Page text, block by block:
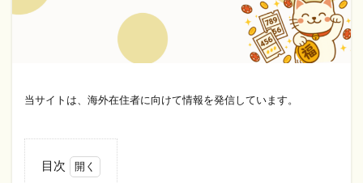
当サイトは、海外在住者に向けて情報を発信しています。
目次